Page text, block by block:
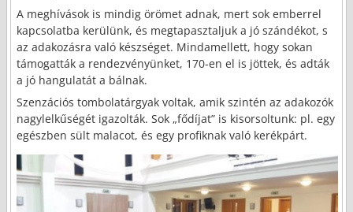
A meghívások is mindig örömet adnak, mert sok emberrel
kapcsolatba kerülünk, és megtapasztaljuk a jó szándékot, s
az adakozásra való készséget. Mindamellett, hogy sokan
támogatták a rendezvényünket, 170-en el is jöttek, és adták
a jó hangulatát a bálnak.
Szenzációs tombolatárgyak voltak, amik szintén az adakozók
nagylelkűségét igazolták. Sok „fődíjat” is kisorsoltunk: pl. egy
egészben sült malacot, és egy profiknak való kerékpárt.